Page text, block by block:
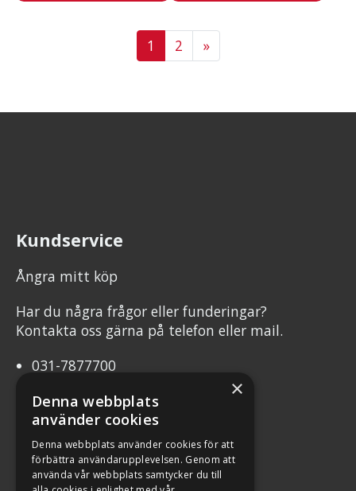
1 2 »
Kundservice
Ångra mitt köp
Har du några frågor eller funderingar?
Kontakta oss gärna på telefon eller mail.
031-7877700
info@mcweb.se
Mån-Tor 10.00-17.00
Fre 10.00-17.00
×
Denna webbplats
använder cookies
Denna webbplats använder cookies för att
förbättra användarupplevelsen. Genom att
använda vår webbplats samtycker du till